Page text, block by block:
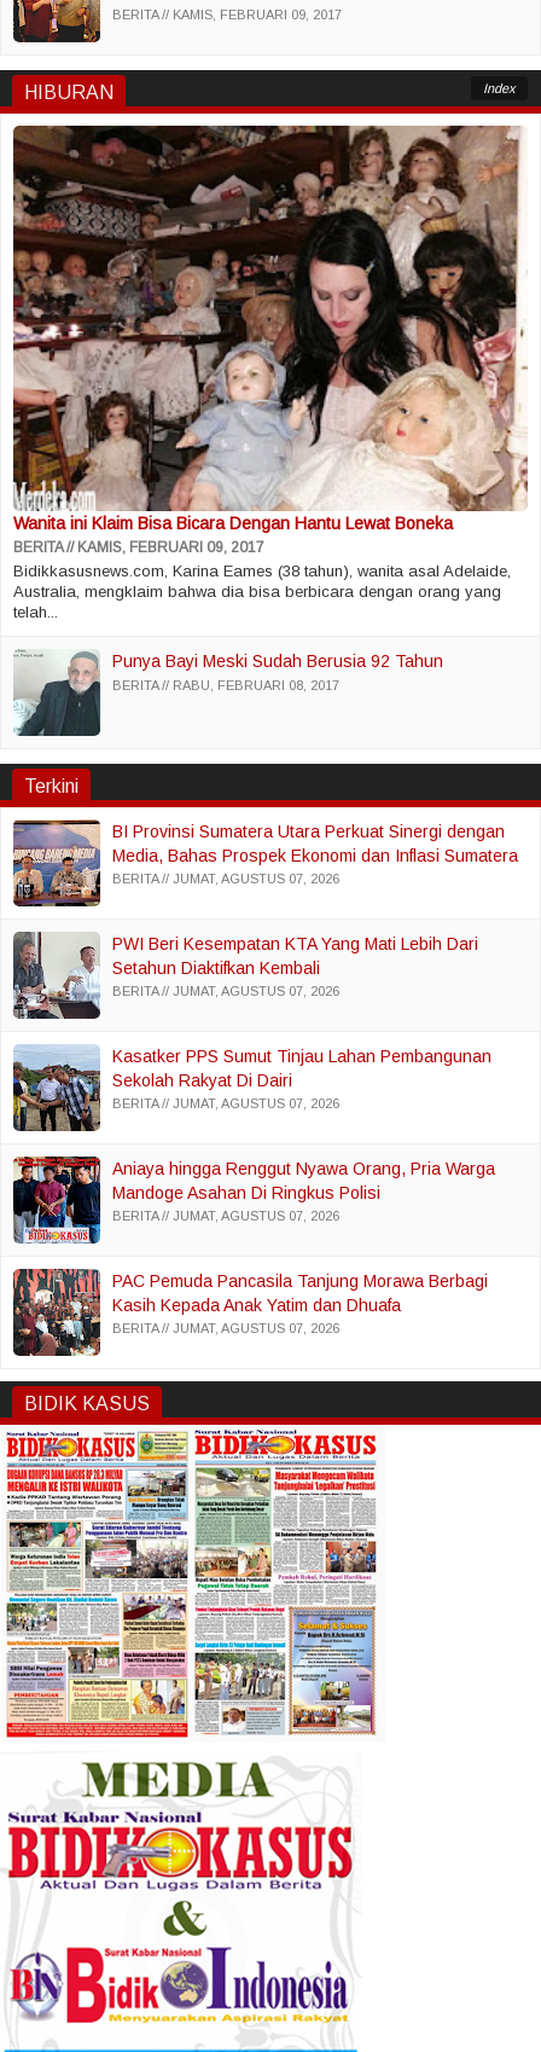
BERITA KAMIS, FEBRUARI 09, 2017
HIBURAN Index
Wanita ini Klaim Bisa Bicara Dengan Hantu Lewat Boneka
BERITA KAMIS, FEBRUARI 09, 2017
Bidikkasusnews.com, Karina Eames (38 tahun), wanita asal Adelaide,
Australia, mengklaim bahwa dia bisa berbicara dengan orang yang
telah...
Punya Bayi Meski Sudah Berusia 92 Tahun
BERITA RABU, FEBRUARI 08, 2017
Terkini
BI Provinsi Sumatera Utara Perkuat Sinergi dengan
Media, Bahas Prospek Ekonomi dan Inflasi Sumatera
Utara
BERITA JUMAT, AGUSTUS 07, 2026
PWI Beri Kesempatan KTA Yang Mati Lebih Dari
Setahun Diaktifkan Kembali
BERITA JUMAT, AGUSTUS 07, 2026
Kasatker PPS Sumut Tinjau Lahan Pembangunan
Sekolah Rakyat Di Dairi
BERITA JUMAT, AGUSTUS 07, 2026
Aniaya hingga Renggut Nyawa Orang, Pria Warga
Mandoge Asahan Di Ringkus Polisi
BERITA JUMAT, AGUSTUS 07, 2026
PAC Pemuda Pancasila Tanjung Morawa Berbagi
Kasih Kepada Anak Yatim dan Dhuafa
BERITA JUMAT, AGUSTUS 07, 2026
BIDIK KASUS